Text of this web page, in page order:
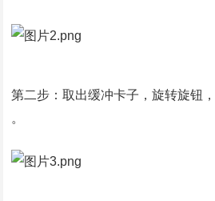
第二步：取出缓冲卡子，旋转旋钮
。